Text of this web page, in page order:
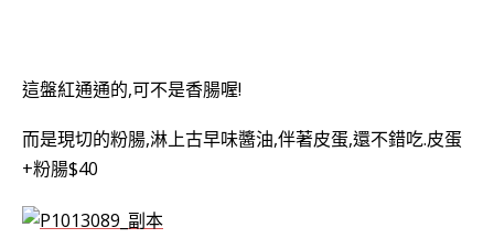
這盤紅通通的,可不是香腸喔!
而是現切的粉腸,淋上古早味醬油,伴著皮蛋,還不錯吃.皮蛋
+粉腸$40